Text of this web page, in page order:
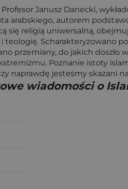
Janusz Danecki,
arabskiego, autorem
religią uniwersalną,
Scharakteryzowano
przemiany, do jakich doszło
Poznanie istoty
naprawdę jesteśmy skazani
wiadomości o